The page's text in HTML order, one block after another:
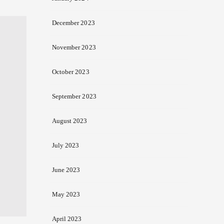
December 2023
November 2023
October 2023
September 2023
August 2023
July 2023
June 2023
May 2023
April 2023